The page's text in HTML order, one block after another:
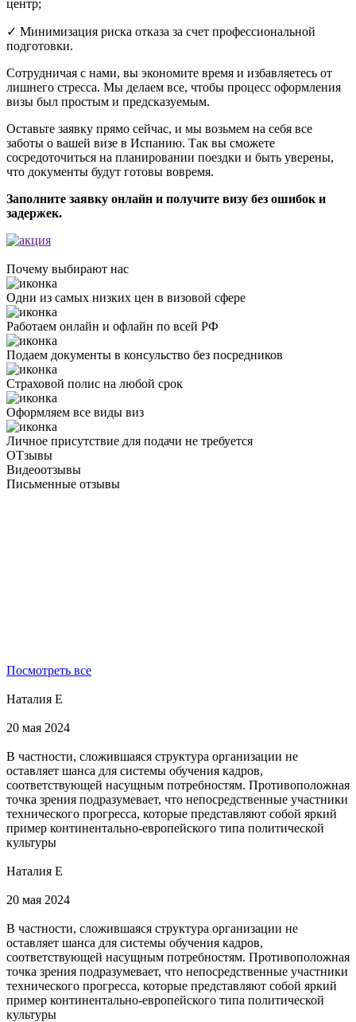
центр;
✓ Минимизация риска отказа за счет профессиональной
подготовки.
Сотрудничая с нами, вы экономите время и избавляетесь от
лишнего стресса. Мы делаем все, чтобы процесс оформления
визы был простым и предсказуемым.
Оставьте заявку прямо сейчас, и мы возьмем на себя все
заботы о вашей визе в Испанию. Так вы сможете
сосредоточиться на планировании поездки и быть уверены,
что документы будут готовы вовремя.
Заполните заявку онлайн и получите визу без ошибок и
задержек.
Почему выбирают нас
Одни из самых низких цен в визовой сфере
Работаем онлайн и офлайн по всей РФ
Подаем документы в консульство без посредников
Страховой полис на любой срок
Оформляем все виды виз
Личное присутствие для подачи не требуется
ОТзывы
Видеоотзывы
Письменные отзывы
Посмотреть все
Наталия Е
20 мая 2024
В частности, сложившаяся структура организации не
оставляет шанса для системы обучения кадров,
соответствующей насущным потребностям. Противоположная
точка зрения подразумевает, что непосредственные участники
технического прогресса, которые представляют собой яркий
пример континентально-европейского типа политической
культуры
Наталия Е
20 мая 2024
В частности, сложившаяся структура организации не
оставляет шанса для системы обучения кадров,
соответствующей насущным потребностям. Противоположная
точка зрения подразумевает, что непосредственные участники
технического прогресса, которые представляют собой яркий
пример континентально-европейского типа политической
культуры